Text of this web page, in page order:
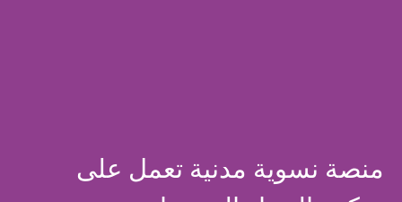
منصة نسوية مدنية تعمل على